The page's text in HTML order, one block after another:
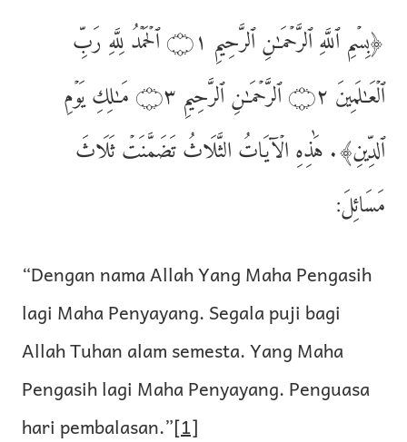
﴿بِسۡمِ ٱللَّهِ ٱلرَّحۡمَـٰنِ ٱلرَّحِيمِ ۝١ ٱلۡحَمۡدُ لِلَّهِ رَبِّ
ٱلۡعَـٰلَمِينَ ۝٢ ٱلرَّحۡمَـٰنِ ٱلرَّحِيمِ ۝٣ مَـٰلِكِ يَوۡمِ
ٱلدِّينِ﴾. هَٰذِهِ الۡآيَاتُ الثَّلَاثُ تَضَمَّنَتۡ ثَلَاثَ
مَسَائِلَ:
“Dengan nama Allah Yang Maha Pengasih
lagi Maha Penyayang. Segala puji bagi
Allah Tuhan alam semesta. Yang Maha
Pengasih lagi Maha Penyayang. Penguasa
hari pembalasan.”[1]